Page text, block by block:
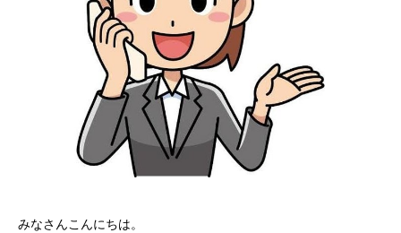
みなさんこんにちは。